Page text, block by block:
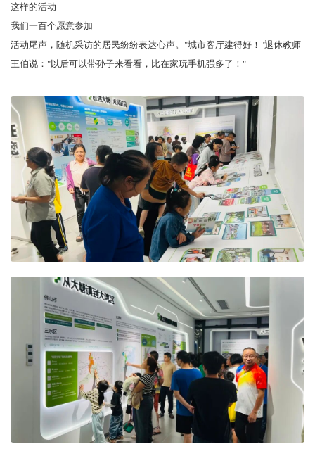
这样的活动
我们一百个愿意参加
活动尾声，随机采访的居民纷纷表达心声。"城市客厅建得好！"退休教师
王伯说："以后可以带孙子来看看，比在家玩手机强多了！"